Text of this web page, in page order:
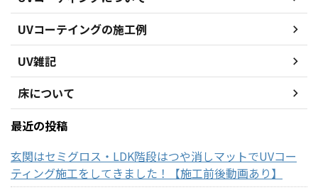
UVコーテイングの施工例
UV雑記
床について
最近の投稿
玄関はセミグロス・LDK階段はつや消しマットでUVコー
ティング施工をしてきました！【施工前後動画あり】